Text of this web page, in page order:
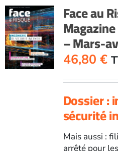
Face au
– Mars-
46,80 €
Dossier :
sécurité
Mais aussi :
arrêté pour